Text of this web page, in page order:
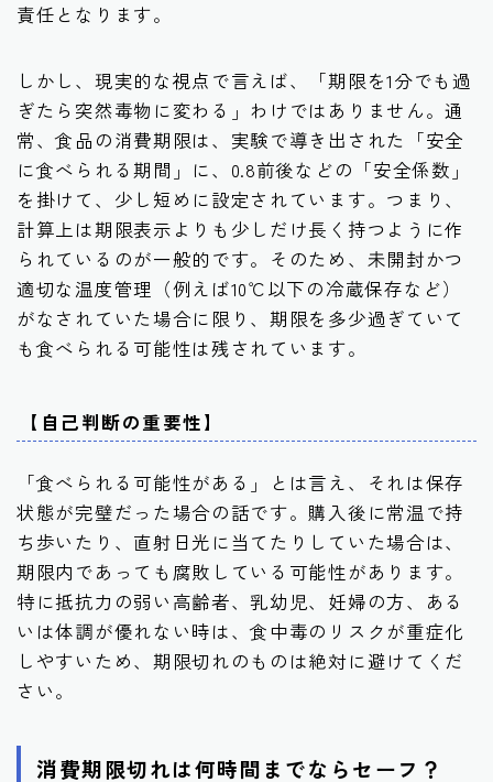
責任となります。
しかし、現実的な視点で言えば、「期限を1分でも過
ぎたら突然毒物に変わる」わけではありません。通
常、食品の消費期限は、実験で導き出された「安全
に食べられる期間」に、0.8前後などの「安全係数」
を掛けて、少し短めに設定されています。つまり、
計算上は期限表示よりも少しだけ長く持つように作
られているのが一般的です。そのため、未開封かつ
適切な温度管理（例えば10℃以下の冷蔵保存など）
がなされていた場合に限り、期限を多少過ぎていて
も食べられる可能性は残されています。
【自己判断の重要性】
「食べられる可能性がある」とは言え、それは保存
状態が完璧だった場合の話です。購入後に常温で持
ち歩いたり、直射日光に当てたりしていた場合は、
期限内であっても腐敗している可能性があります。
特に抵抗力の弱い高齢者、乳幼児、妊婦の方、ある
いは体調が優れない時は、食中毒のリスクが重症化
しやすいため、期限切れのものは絶対に避けてくだ
さい。
消費期限切れは何時間までならセーフ？